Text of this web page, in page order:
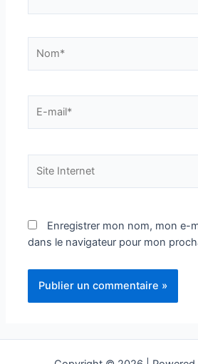
mail*
Internet
Enregistrer mon nom, mon e-
dans le navigateur pour mon